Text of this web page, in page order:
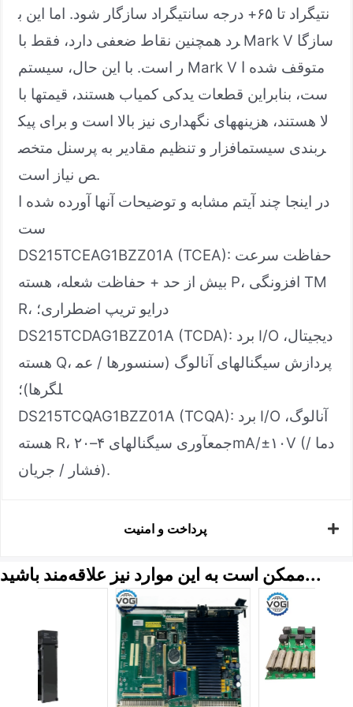
نتیگراد تا ۶۵+ درجه سانتیگراد سازگار شود. اما این ب
رد همچنین نقاط ضعفی دارد، فقط با Mark V سازگا
ر است. با این حال، سیستم Mark V متوقف شده ا
ست، بنابراین قطعات یدکی کمیاب هستند، قیمتها با
لا هستند، هزینههای نگهداری نیز بالا است و برای پیک
ربندی سیستمافزار و تنظیم مقادیر به پرسنل متخص
ص نیاز است.
در اینجا چند آیتم مشابه و توضیحات آنها آورده شده ا
ست
DS215TCEAG1BZZ01A (TCEA): حفاظت سرعت
بیش از حد + حفاظت شعله، هسته P، افزونگی TM
R، درایو تریپ اضطراری؛
DS215TCDAG1BZZ01A (TCDA): برد I/O دیجیتال،
هسته Q، پردازش سیگنالهای آنالوگ (سنسورها / عم
لگرها)؛
DS215TCQAG1BZZ01A (TCQA): برد I/O آنالوگ،
هسته R، جمعآوری سیگنالهای ۴–۲۰mA/±۱۰V (دما /
فشار / جریان).
پرداخت و امنیت
ممکن است به این موارد نیز علاقه‌مند باشید...